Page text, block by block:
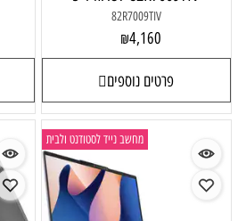
82R7009TIV
₪4,160
פרטים נוספים
מחשב נייד לסטודנט ולבית